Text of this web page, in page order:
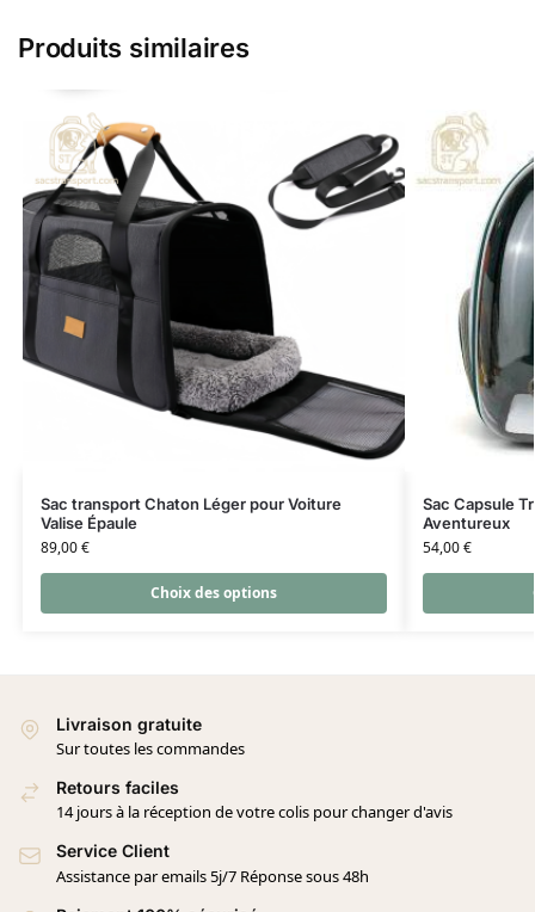
Produits similaires
Sac transport Chaton Léger pour Voiture
Valise Épaule
89,00€
Choix des options
Sac Capsule
Aventureux
54,00€
Livraison gratuite
Sur toutes les commandes
Retours faciles
14 jours à la réception de votre colis pour changer d'avis
Service Client
Assistance par emails 5j/7 Réponse sous 48h